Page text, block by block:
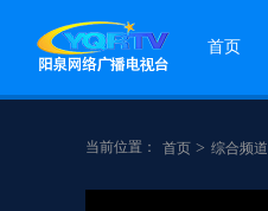
首页
当前位置： 首页 > 综合频道